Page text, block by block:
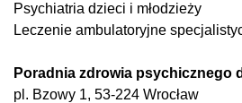
Psychiatria dzieci i młodzieży
Leczenie ambulatoryjne
Poradnia zdrowia psychicznego
pl. Bzowy 1, 53-224 Wrocław